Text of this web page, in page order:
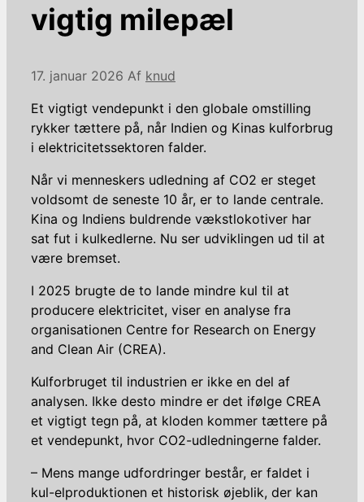
vigtig milepæl
17. januar 2026 Af knud
Et vigtigt vendepunkt i den globale omstilling
rykker tættere på, når Indien og Kinas kulforbrug
i elektricitetssektoren falder.
Når vi menneskers udledning af CO2 er steget
voldsomt de seneste 10 år, er to lande centrale.
Kina og Indiens buldrende vækstlokotiver har
sat fut i kulkedlerne. Nu ser udviklingen ud til at
være bremset.
I 2025 brugte de to lande mindre kul til at
producere elektricitet, viser en analyse fra
organisationen Centre for Research on Energy
and Clean Air (CREA).
Kulforbruget til industrien er ikke en del af
analysen. Ikke desto mindre er det ifølge CREA
et vigtigt tegn på, at kloden kommer tættere på
et vendepunkt, hvor CO2-udledningerne falder.
– Mens mange udfordringer består, er faldet i
kul-elproduktionen et historisk øjeblik, der kan